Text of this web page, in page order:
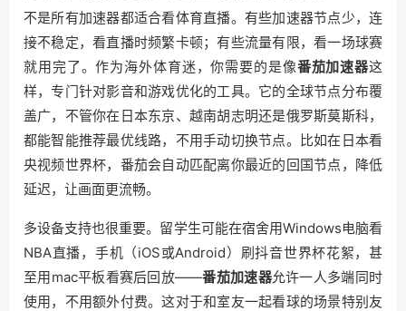
不是所有加速器都适合看体育直播。有些加速器节点少，连
接不稳定，看直播时频繁卡顿；有些流量有限，看一场球赛
就用完了。作为海外体育迷，你需要的是像番茄加速器这
样，专门针对影音和游戏优化的工具。它的全球节点分布覆
盖广，不管你在日本东京、越南胡志明还是俄罗斯莫斯科，
都能智能推荐最优线路，不用手动切换节点。比如在日本看
央视频世界杯，番茄会自动匹配离你最近的回国节点，降低
延迟，让画面更流畅。
多设备支持也很重要。留学生可能在宿舍用Windows电脑看
NBA直播，手机（iOS或Android）刷抖音世界杯花絮，甚
至用mac平板看赛后回放——番茄加速器允许一人多端同时
使用，不用额外付费。这对于和室友一起看球的场景特别友